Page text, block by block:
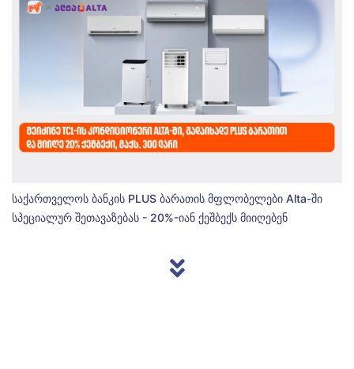
საქართველოს ბანკის PLUS ბარათის მფლობელები Alta-ში
სპეციალურ შეთავაზებას - 20%-იან ქეშბექს მიიღებენ